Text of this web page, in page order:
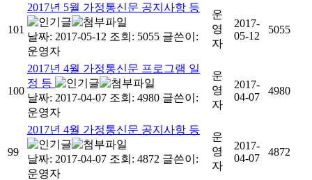
101
2017년 5월 가정통신문 공지사항 등
날짜: 2017-05-12 조회: 5055 글쓴이:
운영자
운
영
자
2017-
05-12
5055
100
2017년 4월 가정통신문 프로그램 일
정 등
날짜: 2017-04-07 조회: 4980 글쓴이:
운영자
운
영
자
2017-
04-07
4980
99
2017년 4월 가정통신문 공지사항 등
날짜: 2017-04-07 조회: 4872 글쓴이:
운영자
운
영
자
2017-
04-07
4872